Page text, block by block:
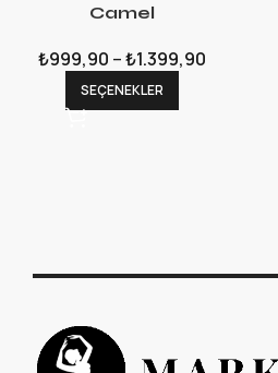
Camel
₺999,90 –₺1.399,90
SEÇENEKLER